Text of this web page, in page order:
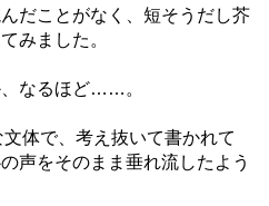
だことがなく、短そうだし芥
みました。
、なるほど……。
体で、考え抜いて書かれて
声をそのまま垂れ流したよう